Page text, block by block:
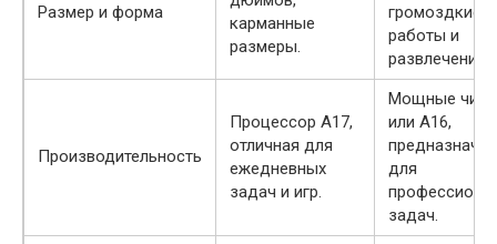
Размер и форма
карманные
размеры.
громоздкие,
работы и
развлечений.
Производительность
Процессор A17,
отличная для
ежедневных
задач и игр.
Мощные
или A16,
для
задач.